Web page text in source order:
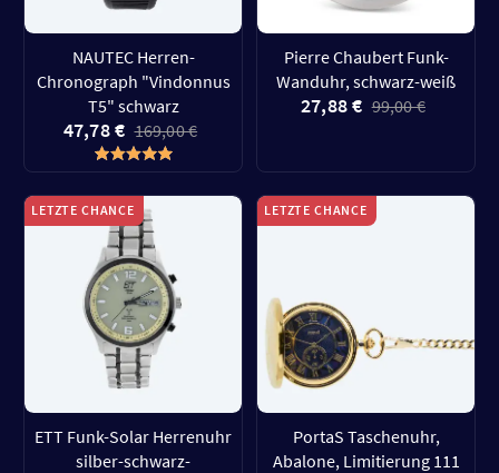
NAUTEC Herren-
Chronograph "Vindonnus
T5" schwarz
47,78 € 169,00 €
Pierre Chaubert Funk-
Wanduhr, schwarz-weiß
27,88 € 99,00 €
LETZTE CHANCE
ETT Funk-Solar Herrenuhr
silber-schwarz-
LETZTE CHANCE
PortaS Taschenuhr,
Abalone, Limitierung 111